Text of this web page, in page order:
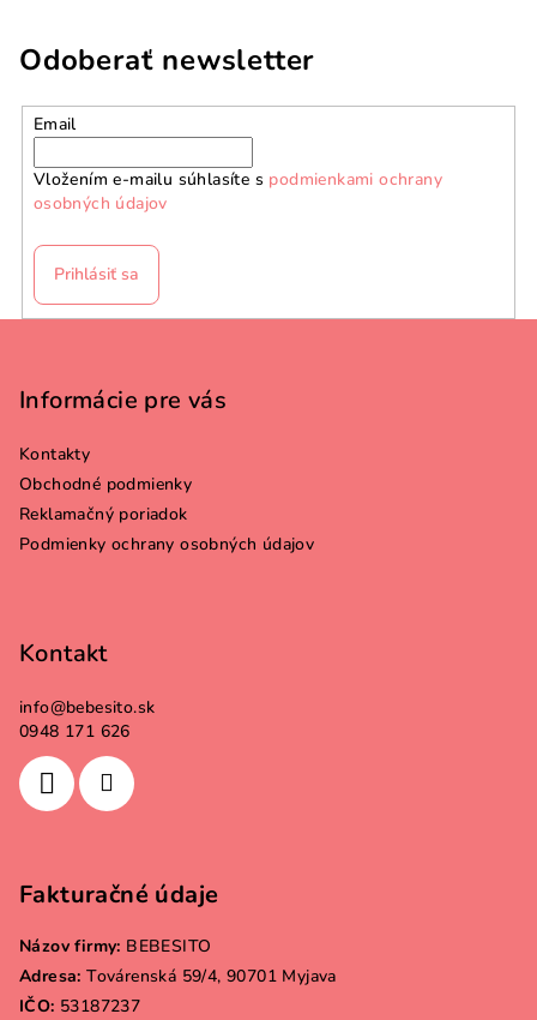
Odoberať newsletter
Email
Vložením e-mailu súhlasíte s podmienkami ochrany
osobných údajov
Prihlásiť sa
Informácie pre vás
Kontakty
Obchodné podmienky
Reklamačný poriadok
Podmienky ochrany osobných údajov
Kontakt
info@bebesito.sk
0948 171 626
Fakturačné údaje
Názov firmy: BEBESITO
Adresa: Továrenská 59/4, 90701 Myjava
IČO: 53187237